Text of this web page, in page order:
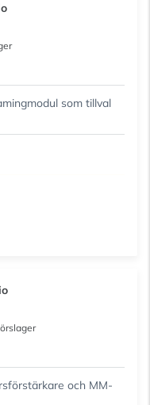
som tillval
och MM-